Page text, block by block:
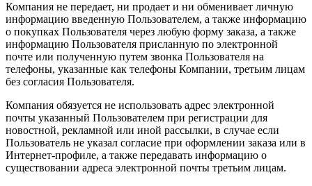
Компания не передает, ни продает и ни обменивает личную
информацию введенную Пользователем, а также информацию
о покупках Пользователя через любую форму заказа, а также
информацию Пользователя присланную по электронной
почте или полученную путем звонка Пользователя на
телефоны, указанные как телефоны Компании, третьим лицам
без согласия Пользователя.
Компания обязуется не использовать адрес электронной
почты указанный Пользователем при регистрации для
новостной, рекламной или иной рассылки, в случае если
Пользователь не указал согласие при оформлении заказа или в
Интернет-профиле, а также передавать информацию о
существовании адреса электронной почты третьим лицам.